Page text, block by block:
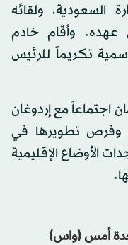
السعودية، ولقائه
عهده. وأقام خادم
تكريماً للرئيس
اجتماعاً مع إردوغان
وفرص تطويرها في
الأوضاع الإقليمية
جدة أمس (واس)